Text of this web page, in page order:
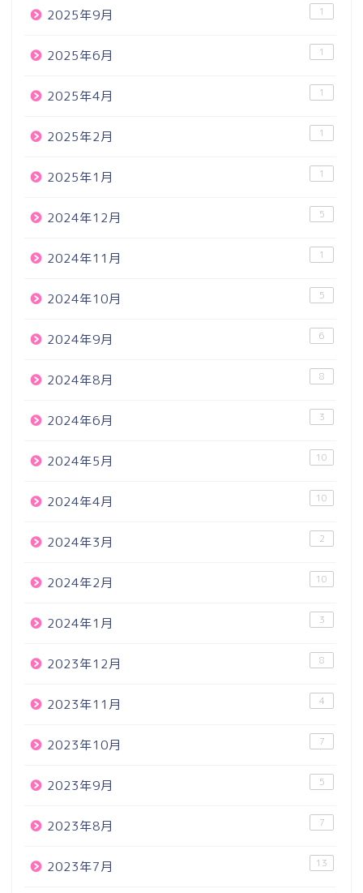
2025年9月 1
2025年6月 1
2025年4月 1
2025年2月 1
2025年1月 1
2024年12月 5
2024年11月 1
2024年10月 5
2024年9月 6
2024年8月 8
2024年6月 3
2024年5月 10
2024年4月 10
2024年3月 2
2024年2月 10
2024年1月 3
2023年12月 8
2023年11月 4
2023年10月 7
2023年9月 5
2023年8月 7
2023年7月 13